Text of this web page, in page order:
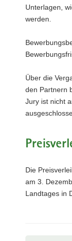
Unterlagen,
werden.
Über die
den Partnern
Jury ist nicht
Die
am 3.
Landtages in